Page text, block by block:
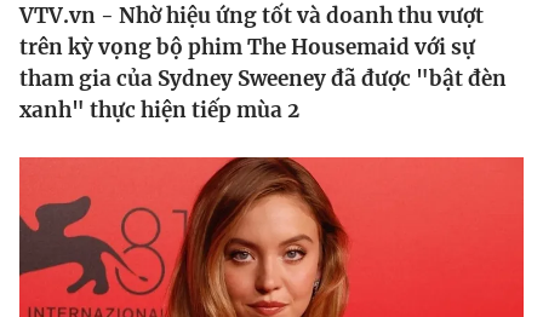
Thế giới
Tin tức
Câu chuyện quốc tế
Tài chính
Thị trường
Góc doanh nghiệp
Dữ liệu và đời sống
Truyền hình
VTV.vn - Nhờ hiệu ứng tốt và doanh thu vượt
trên kỳ vọng bộ phim The Housemaid với sự
tham gia của Sydney Sweeney đã được "bật đèn
xanh" thực hiện tiếp mùa 2